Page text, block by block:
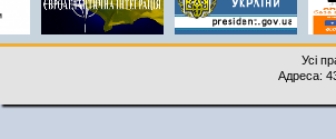
Усі
Адреса: